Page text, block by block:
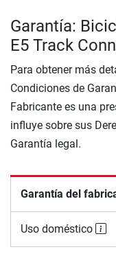
Garantía:
E5 Track
Para obtener más
Condiciones de
Fabricante es una
influye sobre sus
Garantía legal.
Garantía del
Uso doméstico